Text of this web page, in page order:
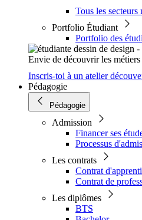
Tous les secteurs
Portfolio Étudiant
Portfolio des
Envie de découvrir les métiers
Inscris-toi à un atelier
Pédagogie
Pédagogie
Admission
Financer ses
Processus
Les contrats
Contrat
Contrat de
Les diplômes
BTS